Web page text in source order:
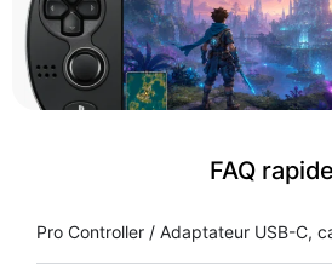
FAQ rapide
Pro Controller / Adaptateur USB-C,